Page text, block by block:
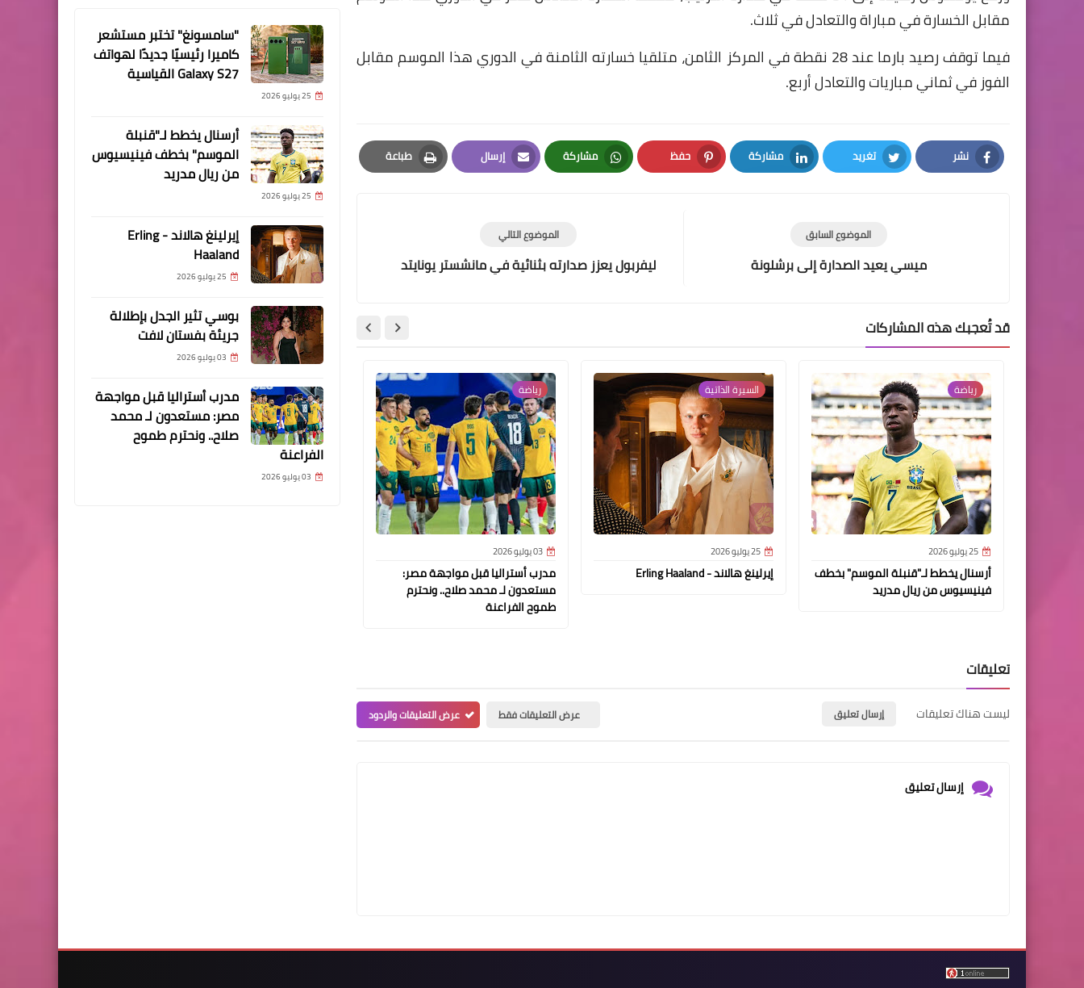
مقابل الخسارة في مباراة والتعادل في ثلاث.
فيما توقف رصيد بارما عند 28 نقطة في المركز الثامن، متلقيا خسارته الثامنة في الدوري هذا الموسم مقابل
الفوز في ثماني مباريات والتعادل أربع.
نشر
Facebook
تغريد
Twitter
مشاركة
LinkedIn
حفظ
Pinterest
مشاركة
Whatsapp
إرسال
Email
طباعة
Print
الموضوع التالي
ليفربول يعزز صدارته بثنائية في مانشستر يونايتد
الموضوع السابق
ميسي يعيد الصدارة إلى برشلونة
قد تُعجبك هذه المشاركات
رياضة
25 يوليو 2026
أرسنال يخطط لـ"قنبلة الموسم" بخطف
فينيسيوس من ريال مدريد
السيرة الذاتية
25 يوليو 2026
إيرلينغ هالاند - Erling Haaland
رياضة
03 يوليو 2026
مدرب أستراليا قبل مواجهة مصر:
مستعدون لـ محمد صلاح.. ونحترم
طموح الفراعنة
رياضة الأخبار
تعليقات
ليست هناك تعليقات إرسال تعليق عرض التعليقات فقط عرض التعليقات والردود
إرسال تعليق
"سامسونغ" تختبر مستشعر
كاميرا رئيسيًا جديدًا لهواتف
Galaxy S27 القياسية
25 يوليو 2026
أرسنال يخطط لـ"قنبلة
الموسم" بخطف فينيسيوس
من ريال مدريد
25 يوليو 2026
إيرلينغ هالاند - Erling
Haaland
25 يوليو 2026
بوسي تثير الجدل بإطلالة
جريئة بفستان لافت
03 يوليو 2026
مدرب أستراليا قبل مواجهة
مصر: مستعدون لـ محمد
صلاح.. ونحترم طموح
الفراعنة
03 يوليو 2026